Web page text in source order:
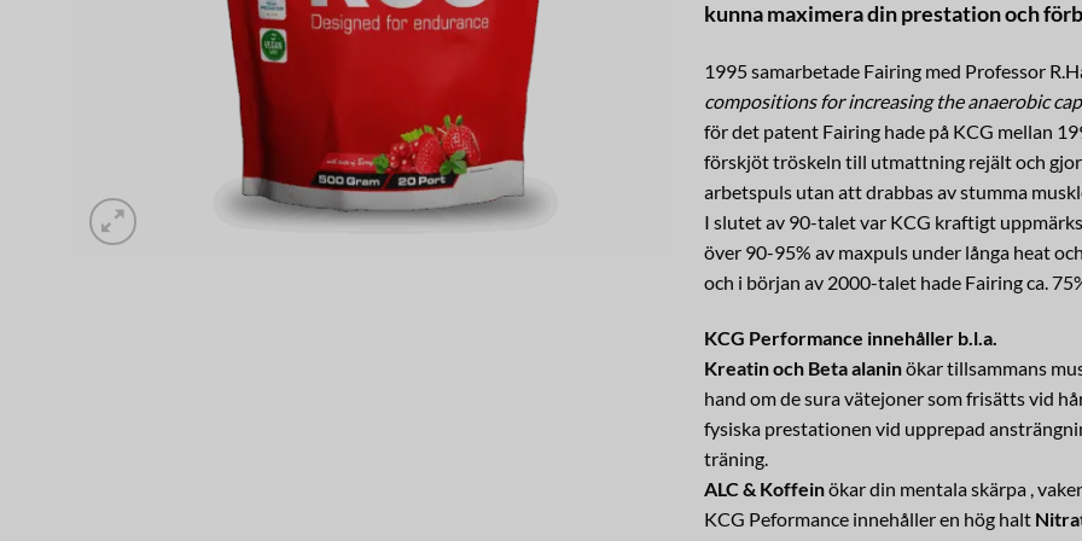
kunna maximera din prestation och
1995 samarbetade Fairing med Professor
compositions for increasing the anaerobic
för det patent Fairing hade på KCG mellan
förskjöt tröskeln till utmattning rejält och
arbetspuls utan att drabbas av stumma
I slutet av 90-talet var KCG kraftigt
över 90-95% av maxpuls under långa heat
och i början av 2000-talet hade Fairing ca.
KCG Performance innehåller b.l.a.
Kreatin och Beta alaninökar tillsammans
hand om de sura vätejoner som frisätts vid
fysiska prestationen vid upprepad
träning.
ALC & Koffeinökar din mentala skärpa ,
KCG Peformance innehåller en hög halt